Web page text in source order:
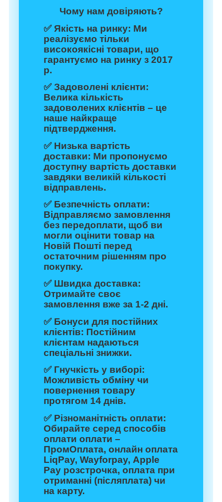
Чому нам довіряють?
✅ Якість на ринку: Ми
реалізуємо тільки
високоякісні товари, що
гарантуємо на ринку з 2017
р.
✅Задоволені клієнти:
Велика кількість
задоволених клієнтів – це
наше найкраще
підтвердження.
✅ Низька вартість
доставки: Ми пропонуємо
доступну вартість доставки
завдяки великій кількості
відправлень.
✅ Безпечність оплати:
Відправляємо замовлення
без передоплати, щоб ви
могли оцінити товар на
Новій Пошті перед
остаточним рішенням про
покупку.
✅ Швидка доставка:
Отримайте своє
замовлення вже за 1-2 дні.
✅ Бонуси для постійних
клієнтів: Постійним
клієнтам надаються
спеціальні знижки.
✅ Гнучкість у виборі:
Можливість обміну чи
повернення товару
протягом 14 днів.
✅ Різноманітність оплати:
Обирайте серед способів
оплати оплати –
ПромОплата, онлайн оплата
LiqPay, Wayforpay, Apple
Pay розстрочка, оплата при
отриманні (післяплата) чи
на карту.